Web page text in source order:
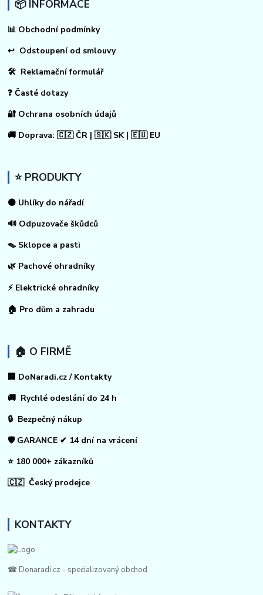
📦 INFORMACE
📊 Obchodní podmínky
↩ Odstoupení od smlouvy
🛠 Reklamační formulář
❓ Časté dotazy
🔐 Ochrana osobních údajů
🚚 Doprava: 🇨🇿 ČR | 🇸🇰 SK | 🇪🇺 EU
⭐ PRODUKTY
⚫ Uhlíky do nářadí
🔊 Odpuzovače škůdců
🪤 Sklopce a pasti
🌿 Pachové ohradníky
⚡ Elektrické ohradníky
🏠 Pro dům a zahradu
🏠 O FIRMĚ
🏢 DoNaradi.cz / Kontakty
🚚 Rychlé odeslání do 24 h
🔒 Bezpečný nákup
🛡️ GARANCE ✔ 14 dní na vrácení
⭐ 180 000+ zákazníků
🇨🇿 Český prodejce
KONTAKTY
☎ Donaradi.cz - specializovaný obchod